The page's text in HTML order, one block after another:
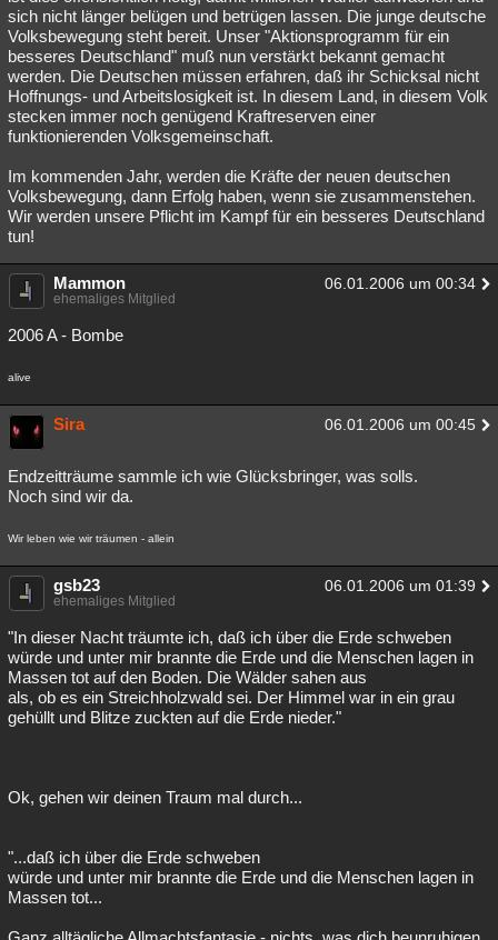
sich nicht länger belügen und betrügen lassen. Die junge deutsche
Volksbewegung steht bereit. Unser "Aktionsprogramm für ein
besseres Deutschland" muß nun verstärkt bekannt gemacht
werden. Die Deutschen müssen erfahren, daß ihr Schicksal nicht
Hoffnungs- und Arbeitslosigkeit ist. In diesem Land, in diesem Volk
stecken immer noch genügend Kraftreserven einer
funktionierenden Volksgemeinschaft.
Im kommenden Jahr, werden die Kräfte der neuen deutschen
Volksbewegung, dann Erfolg haben, wenn sie zusammenstehen.
Wir werden unsere Pflicht im Kampf für ein besseres Deutschland
tun!
Mammon 06.01.2006 um 00:34
ehemaliges Mitglied
2006 A - Bombe
alive
Sira 06.01.2006 um 00:45
Endzeitträume sammle ich wie Glücksbringer, was solls.
Noch sind wir da.
Wir leben wie wir träumen - allein
gsb23 06.01.2006 um 01:39
ehemaliges Mitglied
"In dieser Nacht träumte ich, daß ich über die Erde schweben
würde und unter mir brannte die Erde und die Menschen lagen in
Massen tot auf den Boden. Die Wälder sahen aus
als, ob es ein Streichholzwald sei. Der Himmel war in ein grau
gehüllt und Blitze zuckten auf die Erde nieder."
Ok, gehen wir deinen Traum mal durch...
"...daß ich über die Erde schweben
würde und unter mir brannte die Erde und die Menschen lagen in
Massen tot...